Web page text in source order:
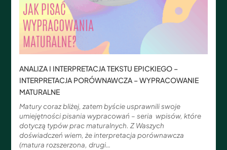
ANALIZA I INTERPRETACJA TEKSTU EPICKIEGO –
INTERPRETACJA PORÓWNAWCZA – WYPRACOWANIE
MATURALNE
Matury coraz bliżej, zatem byście usprawnili swoje
umiejętności pisania wypracowań – seria wpisów, które
dotyczą typów prac maturalnych. Z Waszych
doświadczeń wiem, że interpretacja porównawcza
(matura rozszerzona, drugi…